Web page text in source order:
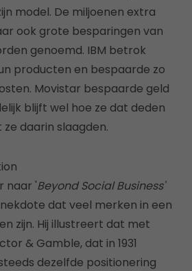
model. De miljoenen extra
ook grote besparingen van
genoemd. IBM betrok
producten en bespaarde zo
Movistar bespaarde geld
blijft wel hoe ze dat deden
daarin slaagden.
naar 'Beyond Social Business'
dat veel merken in een
zijn. Hij illustreert dat met
& Gamble, dat in 1931
dezelfde positionering